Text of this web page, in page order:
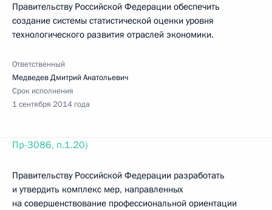
Правительству Российской Федерации обеспечить
создание системы статистической оценки уровня
технологического развития отраслей экономики.
Ответственный
Медведев Дмитрий Анатольевич
Срок исполнения
1 сентября 2014 года
Пр-3086, п.1.20)
Правительству Российской Федерации разработать
и утвердить комплекс мер, направленных
на совершенствование профессиональной ориентации